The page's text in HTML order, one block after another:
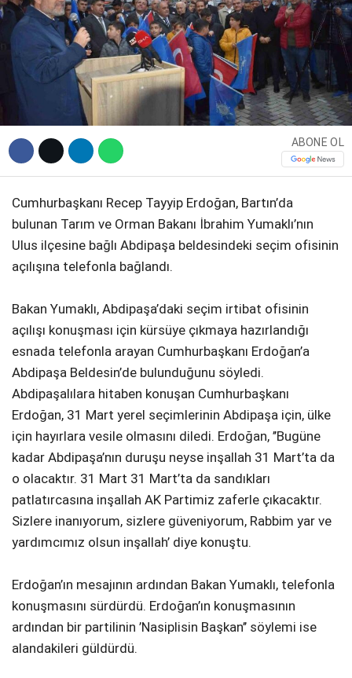
Facebook
Instagram
ABONE OL
Cumhurbaşkanı Recep Tayyip Erdoğan, Bartın’da
bulunan Tarım ve Orman Bakanı İbrahim Yumaklı’nın
Ulus ilçesine bağlı Abdipaşa beldesindeki seçim ofisinin
açılışına telefonla bağlandı.
Bakan Yumaklı, Abdipaşa’daki seçim irtibat ofisinin
açılışı konuşması için kürsüye çıkmaya hazırlandığı
esnada telefonla arayan Cumhurbaşkanı Erdoğan’a
Abdipaşa Beldesin’de bulunduğunu söyledi.
Abdipaşalılara hitaben konuşan Cumhurbaşkanı
Erdoğan, 31 Mart yerel seçimlerinin Abdipaşa için, ülke
için hayırlara vesile olmasını diledi. Erdoğan, ’’Bugüne
kadar Abdipaşa’nın duruşu neyse inşallah 31 Mart’ta da
o olacaktır. 31 Mart 31 Mart’ta da sandıkları
patlatırcasına inşallah AK Partimiz zaferle çıkacaktır.
Sizlere inanıyorum, sizlere güveniyorum, Rabbim yar ve
yardımcımız olsun inşallah’ diye konuştu.
Erdoğan’ın mesajının ardından Bakan Yumaklı, telefonla
konuşmasını sürdürdü. Erdoğan’ın konuşmasının
ardından bir partilinin ’Nasiplisin Başkan’’ söylemi ise
alandakileri güldürdü.